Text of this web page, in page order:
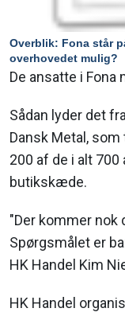
Overblik: Fona står
overhovedet mulig?
De ansatte i Fona
Sådan lyder det
Dansk Metal,
200 af de i alt
butikskæde.
"Der kommer
Spørgsmålet er
HK Handel Kim
HK Handel